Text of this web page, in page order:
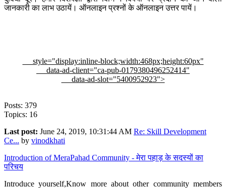
जानकारी का लाभ उठायें। ऑनलाइन प्रश्नों के ऑनलाइन उत्तर पायें।
style="display:inline-block;width:468px;height:60px"
data-ad-client="ca-pub-0179380496252414"
data-ad-slot="5400952923">
Posts: 379
Topics: 16
Last post: June 24, 2019, 10:31:44 AM Re: Skill Development
Ce... by vinodkhati
Introduction of MeraPahad Community - मेरा पहाड़ के सदस्यों का
परिचय
Introduce yourself,Know more about other community members